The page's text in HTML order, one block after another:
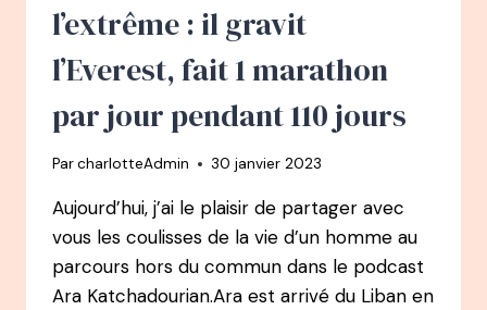
JAMBES
l’extrême : il gravit
l’Everest, fait 1 marathon
par jour pendant 110 jours
ParcharlotteAdmin 30 janvier 2023
Aujourd’hui, j’ai le plaisir de partager avec
vous les coulisses de la vie d’un homme au
parcours hors du commun dans le podcast
Ara Katchadourian.Ara est arrivé du Liban en